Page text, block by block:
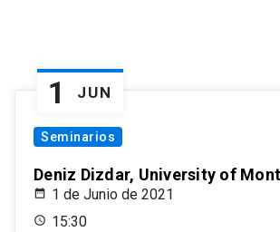
1 JUN
Seminarios
Deniz Dizdar, University of
1 de Junio de 2021
15:30